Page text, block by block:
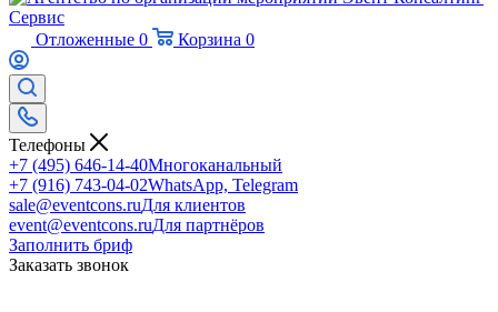
Отложенные 0 Корзина 0
Телефоны
+7 (495) 646-14-40Многоканальный
+7 (916) 743-04-02WhatsApp, Telegram
sale@eventcons.ruДля клиентов
event@eventcons.ruДля партнёров
Заполнить бриф
Заказать звонок